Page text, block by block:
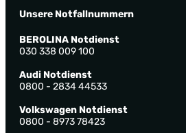
Unsere Notfallnummern
BEROLINA Notdienst
030 338 009 100
Audi Notdienst
0800 - 2834 44533
Volkswagen Notdienst
0800 - 8973 78423